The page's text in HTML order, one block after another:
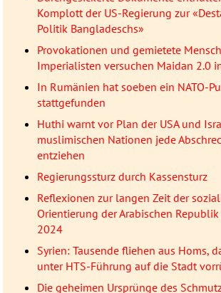
Komplott der US-Regierung zur
Politik Bangladeschs»
Provokationen und gemietete
Imperialisten versuchen Maidan 2.0
In Rumänien hat soeben ein NATO-
stattgefunden
Huthi warnt vor Plan der USA und
muslimischen Nationen jede
entziehen
Regierungssturz durch Kassensturz
Reflexionen zur langen Zeit der
Orientierung der Arabischen
2024
Syrien: Tausende fliehen aus Homs,
unter HTS-Führung auf die Stadt
Die geheimen Ursprünge des